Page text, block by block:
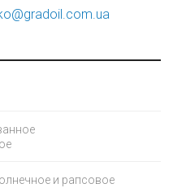
и рапсовое